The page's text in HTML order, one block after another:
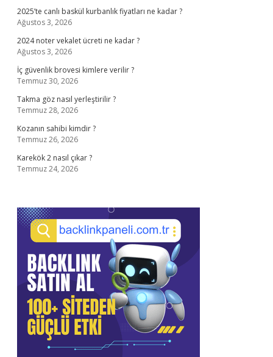
2025’te canlı baskül kurbanlık fiyatları ne kadar ?
Ağustos 3, 2026
2024 noter vekalet ücreti ne kadar ?
Ağustos 3, 2026
İç güvenlik brovesi kimlere verilir ?
Temmuz 30, 2026
Takma göz nasıl yerleştirilir ?
Temmuz 28, 2026
Kozanın sahibi kimdir ?
Temmuz 26, 2026
Karekök 2 nasıl çıkar ?
Temmuz 24, 2026